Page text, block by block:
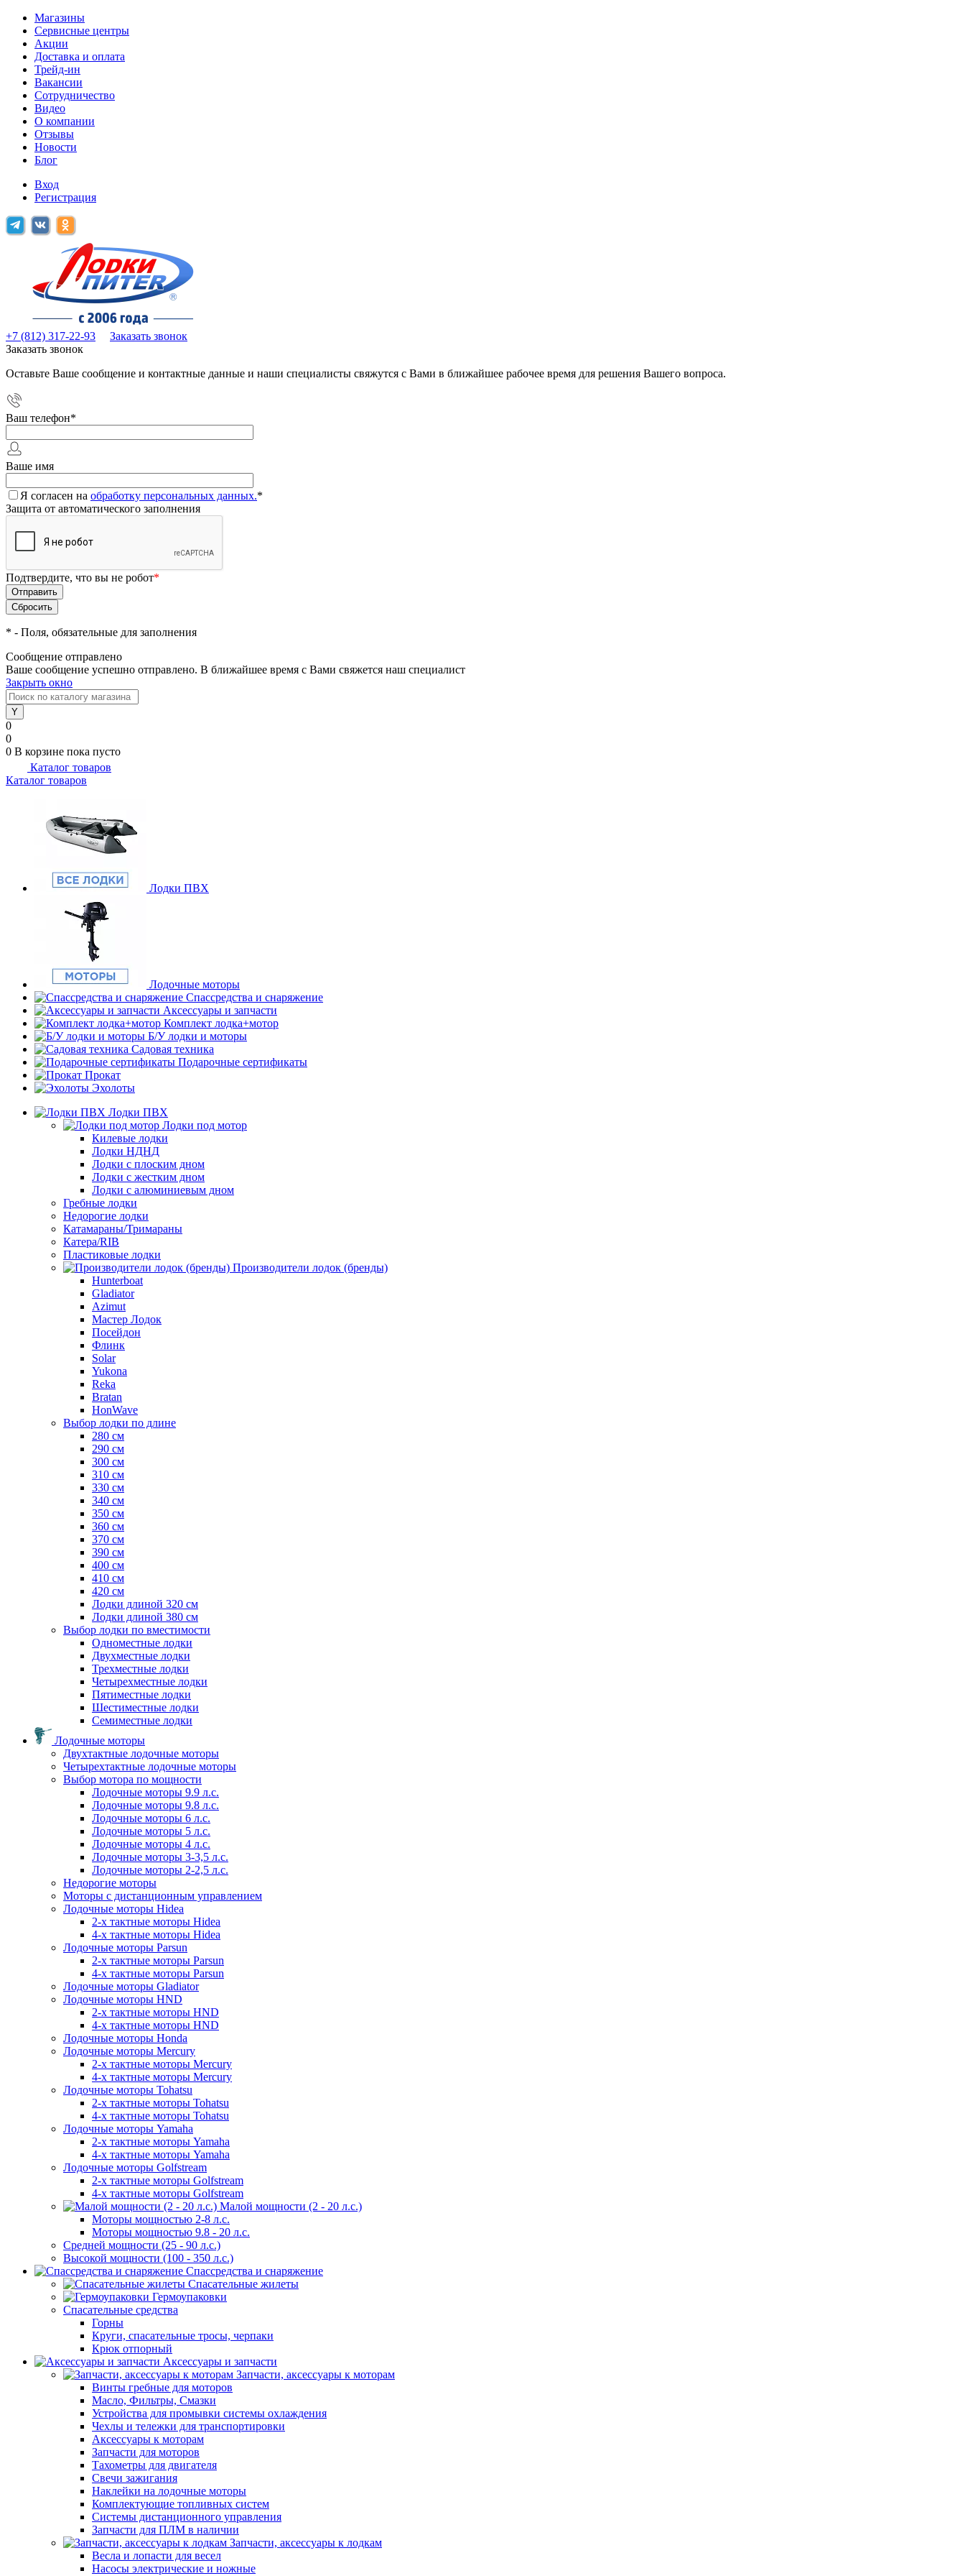
Магазины
Сервисные центры
Акции
Доставка и оплата
Трейд-ин
Вакансии
Сотрудничество
Видео
О компании
Отзывы
Новости
Блог
Вход
Регистрация
+7 (812) 317-22-93
Заказать звонок
Заказать звонок
Оставьте Ваше сообщение и контактные данные и наши специалисты свяжутся с Вами в ближайшее рабочее время для решения Вашего вопроса.
Ваш телефон*
Ваше имя
Я согласен на обработку персональных данных.*
Защита от автоматического заполнения
Подтвердите, что вы не робот*
* - Поля, обязательные для заполнения
Сообщение отправлено
Ваше сообщение успешно отправлено. В ближайшее время с Вами свяжется наш специалист
Закрыть окно
0
0
0 В корзине пока пусто
Каталог товаров
Каталог товаров
Лодки ПВХ
Лодочные моторы
Спассредства и снаряжение
Аксессуары и запчасти
Комплект лодка+мотор
Б/У лодки и моторы
Садовая техника
Подарочные сертификаты
Прокат
Эхолоты
Лодки ПВХ
Лодки под мотор
Килевые лодки
Лодки НДНД
Лодки с плоским дном
Лодки с жестким дном
Лодки с алюминиевым дном
Гребные лодки
Недорогие лодки
Катамараны/Тримараны
Катера/RIB
Пластиковые лодки
Производители лодок (бренды)
Hunterboat
Gladiator
Azimut
Мастер Лодок
Посейдон
Флинк
Solar
Yukona
Reka
Bratan
HonWave
Выбор лодки по длине
280 см
290 см
300 см
310 см
330 см
340 см
350 см
360 см
370 см
390 см
400 см
410 см
420 см
Лодки длиной 320 см
Лодки длиной 380 см
Выбор лодки по вместимости
Одноместные лодки
Двухместные лодки
Трехместные лодки
Четырехместные лодки
Пятиместные лодки
Шестиместные лодки
Семиместные лодки
Лодочные моторы
Двухтактные лодочные моторы
Четырехтактные лодочные моторы
Выбор мотора по мощности
Лодочные моторы 9.9 л.с.
Лодочные моторы 9.8 л.с.
Лодочные моторы 6 л.с.
Лодочные моторы 5 л.с.
Лодочные моторы 4 л.с.
Лодочные моторы 3-3,5 л.с.
Лодочные моторы 2-2,5 л.с.
Недорогие моторы
Моторы с дистанционным управлением
Лодочные моторы Hidea
2-х тактные моторы Hidea
4-х тактные моторы Hidea
Лодочные моторы Parsun
2-х тактные моторы Parsun
4-х тактные моторы Parsun
Лодочные моторы Gladiator
Лодочные моторы HND
2-х тактные моторы HND
4-х тактные моторы HND
Лодочные моторы Honda
Лодочные моторы Mercury
2-х тактные моторы Mercury
4-х тактные моторы Mercury
Лодочные моторы Tohatsu
2-х тактные моторы Tohatsu
4-х тактные моторы Tohatsu
Лодочные моторы Yamaha
2-х тактные моторы Yamaha
4-х тактные моторы Yamaha
Лодочные моторы Golfstream
2-х тактные моторы Golfstream
4-х тактные моторы Golfstream
Малой мощности (2 - 20 л.с.)
Моторы мощностью 2-8 л.с.
Моторы мощностью 9.8 - 20 л.с.
Средней мощности (25 - 90 л.с.)
Высокой мощности (100 - 350 л.с.)
Спассредства и снаряжение
Спасательные жилеты
Гермоупаковки
Спасательные средства
Горны
Круги, спасательные тросы, черпаки
Крюк отпорный
Аксессуары и запчасти
Запчасти, аксессуары к моторам
Винты гребные для моторов
Масло, Фильтры, Смазки
Устройства для промывки системы охлаждения
Чехлы и тележки для транспортировки
Аксессуары к моторам
Запчасти для моторов
Тахометры для двигателя
Свечи зажигания
Наклейки на лодочные моторы
Комплектующие топливных систем
Системы дистанционного управления
Запчасти для ПЛМ в наличии
Запчасти, аксессуары к лодкам
Весла и лопасти для весел
Насосы электрические и ножные